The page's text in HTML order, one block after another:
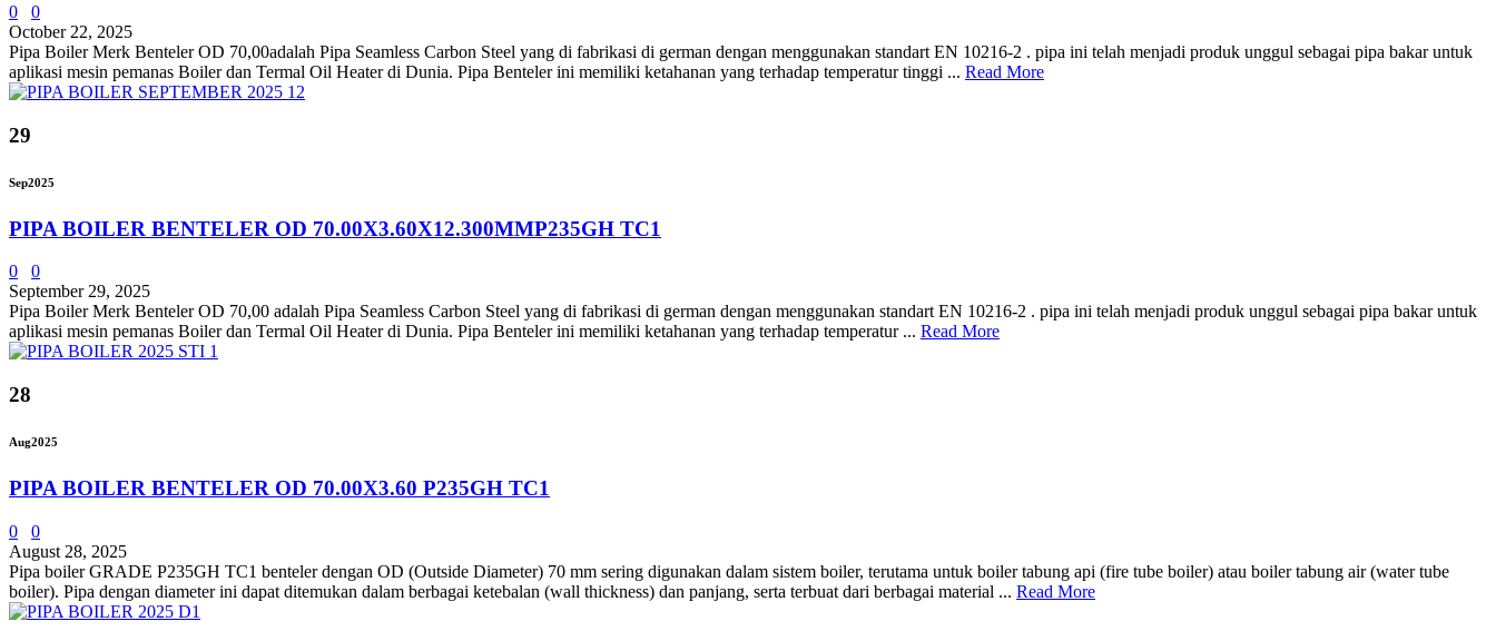
0
0
October 22, 2025
Pipa Boiler Merk Benteler OD 70,00adalah Pipa Seamless Carbon Steel yang di fabrikasi di german dengan menggunakan standart EN 10216-2 . pipa ini telah menjadi produk unggul sebagai pipa bakar untuk
aplikasi mesin pemanas Boiler dan Termal Oil Heater di Dunia. Pipa Benteler ini memiliki ketahanan yang terhadap temperatur tinggi ... Read More
29
Sep2025
PIPA BOILER BENTELER OD 70.00X3.60X12.300MMP235GH TC1
0
0
September 29, 2025
Pipa Boiler Merk Benteler OD 70,00 adalah Pipa Seamless Carbon Steel yang di fabrikasi di german dengan menggunakan standart EN 10216-2 . pipa ini telah menjadi produk unggul sebagai pipa bakar untuk
aplikasi mesin pemanas Boiler dan Termal Oil Heater di Dunia. Pipa Benteler ini memiliki ketahanan yang terhadap temperatur ... Read More
28
Aug2025
PIPA BOILER BENTELER OD 70.00X3.60 P235GH TC1
0
0
August 28, 2025
Pipa boiler GRADE P235GH TC1 benteler dengan OD (Outside Diameter) 70 mm sering digunakan dalam sistem boiler, terutama untuk boiler tabung api (fire tube boiler) atau boiler tabung air (water tube
boiler). Pipa dengan diameter ini dapat ditemukan dalam berbagai ketebalan (wall thickness) dan panjang, serta terbuat dari berbagai material ... Read More